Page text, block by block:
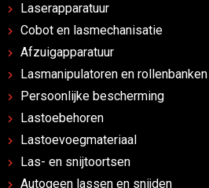
Laserapparatuur
Cobot en lasmechanisatie
Afzuigapparatuur
Lasmanipulatoren en rollenbanken
Persoonlijke bescherming
Lastoebehoren
Lastoevoegmateriaal
Las- en snijtoortsen
Autogeen lassen en snijden